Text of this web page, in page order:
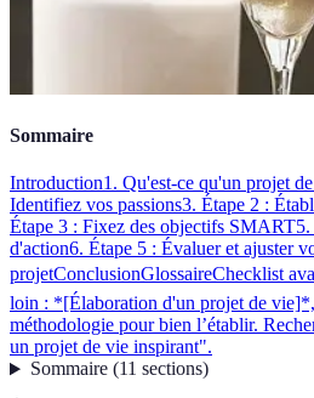
Sommaire
Introduction1. Qu'est-ce qu'un projet
Identifiez vos passions3. Étape 2 :
Étape 3 : Fixez des objectifs SMART
d'action6. Étape 5 : Évaluer et ajuster
projetConclusionGlossaireChecklist
loin : *[Élaboration d'un projet de
méthodologie pour bien l’établir.
un projet de vie inspirant".
Sommaire(11 sections)